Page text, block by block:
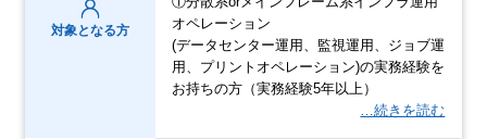
対象となる方
オペレーション
(データセンター運用、監視運用、ジョブ運
用、プリントオペレーション)の実務経験を
お持ちの方（実務経験5年以上）
…続きを読む